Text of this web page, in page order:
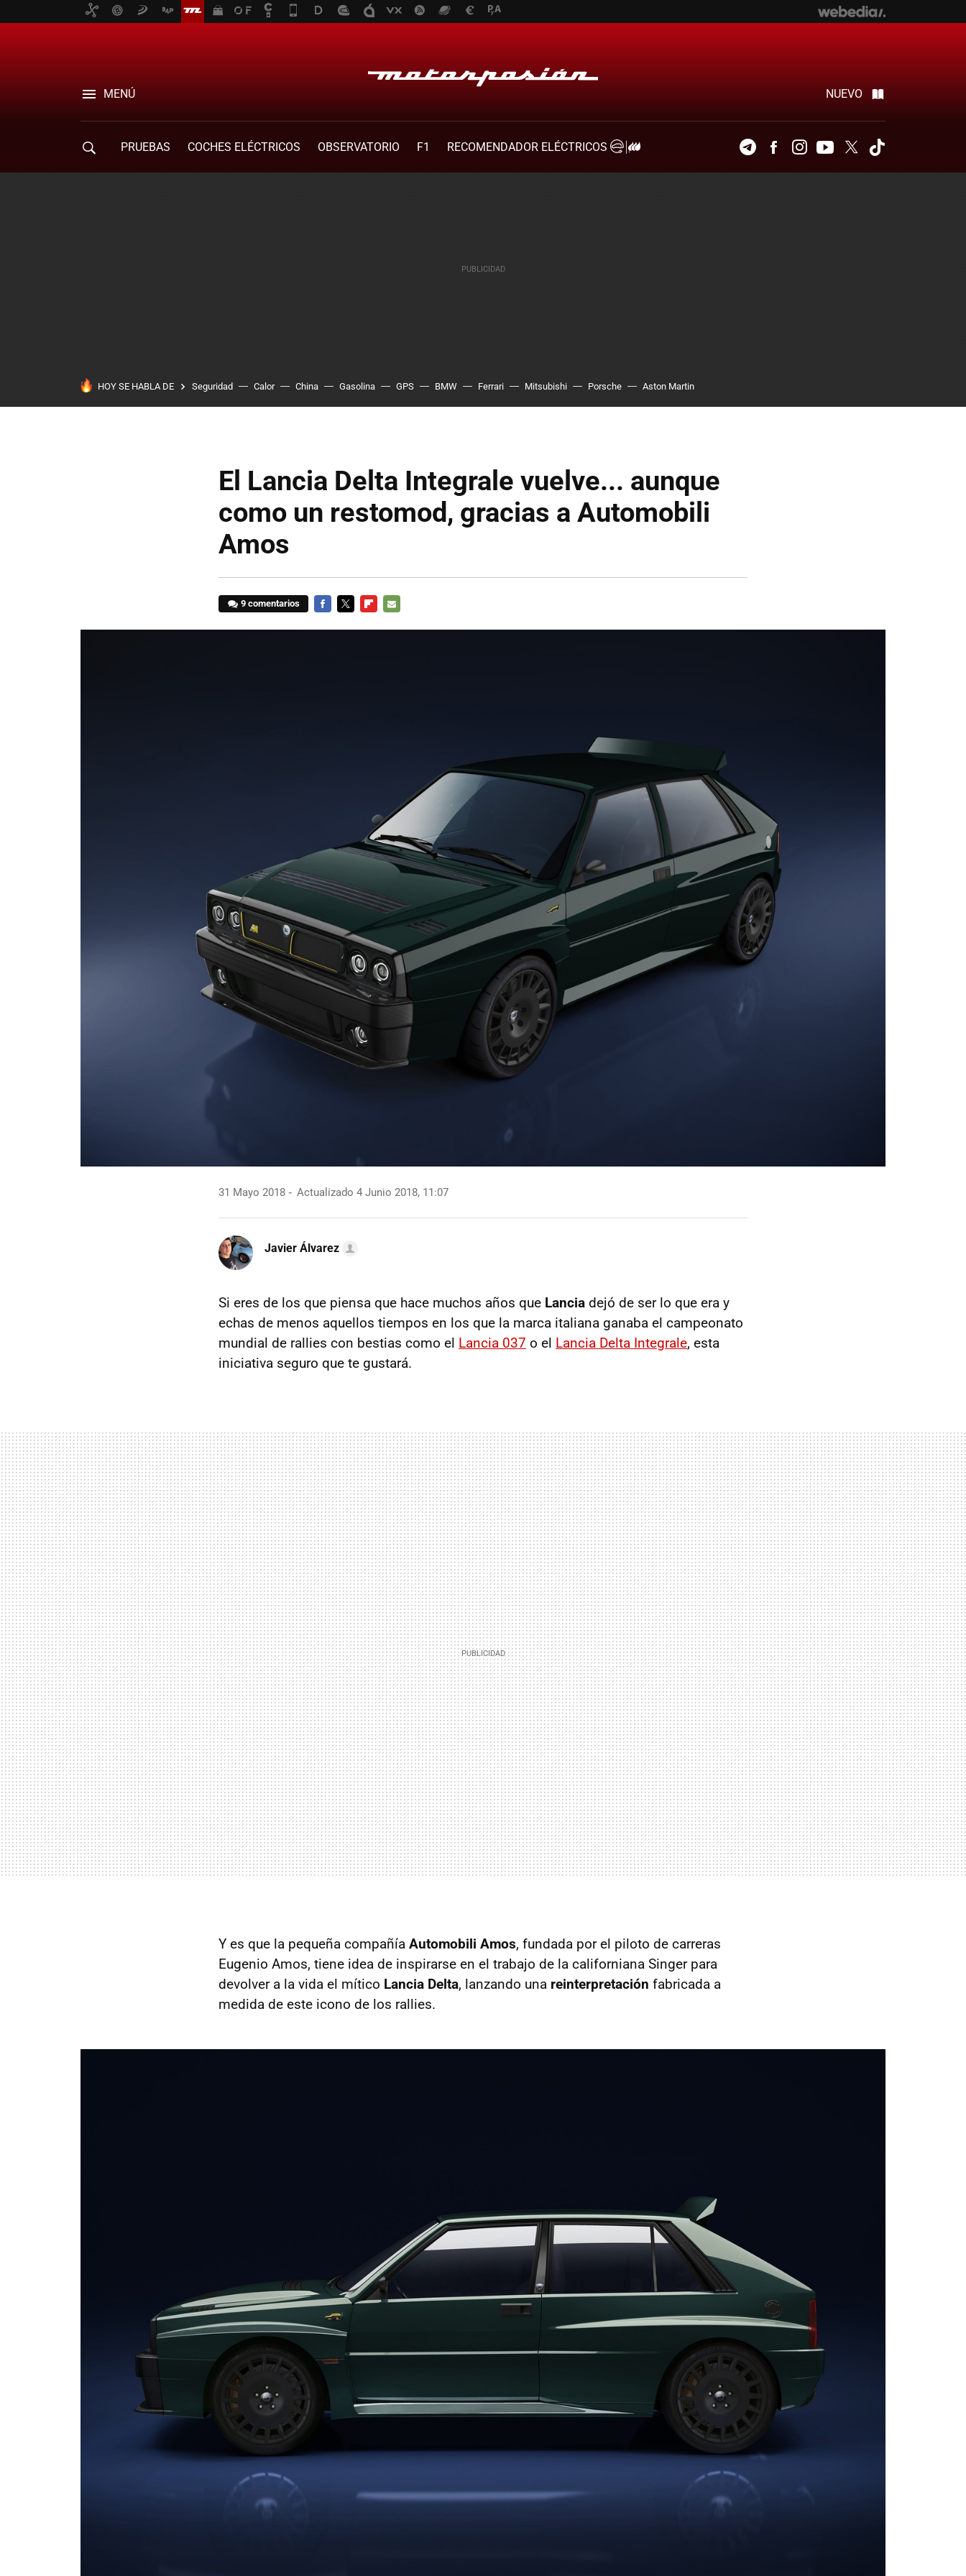
MENÚ NUEVO
PRUEBAS COCHES ELÉCTRICOS OBSERVATORIO F1
RECOMENDADOR ELÉCTRICOS
TelegramFacebookInstagramYoutubeTwitter
HOY SE HABLA DE Seguridad Calor China Gasolina GPS BMW Ferrari Mitsubishi Porsche Aston Martin
El Lancia Delta Integrale vuelve... aunque
como un restomod, gracias a Automobili
Amos
9 comentarios
31 Mayo 2018 Actualizado 4 Junio 2018, 11:07
Javier Álvarez
Si eres de los que piensa que hace muchos años que Lancia dejó de ser lo que era y
echas de menos aquellos tiempos en los que la marca italiana ganaba el campeonato
mundial de rallies con bestias como el Lancia 037 o el Lancia Delta Integrale, esta
iniciativa seguro que te gustará.
Y es que la pequeña compañía Automobili Amos, fundada por el piloto de carreras
Eugenio Amos, tiene idea de inspirarse en el trabajo de la californiana Singer para
devolver a la vida el mítico Lancia Delta, lanzando una reinterpretación fabricada a
medida de este icono de los rallies.